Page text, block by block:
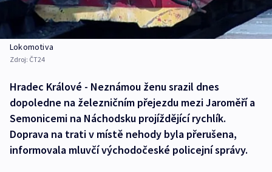
Lokomotiva
Zdroj: ČT24
Hradec Králové - Neznámou ženu srazil dnes
dopoledne na železničním přejezdu mezi Jaroměří a
Semonicemi na Náchodsku projíždějící rychlík.
Doprava na trati v místě nehody byla přerušena,
informovala mluvčí východočeské policejní správy.